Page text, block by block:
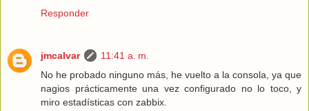
Responder
jmcalvar
11:41 a. m.
No he probado ninguno más, he vuelto a la consola, ya que
nagios prácticamente una vez configurado no lo toco, y
miro estadísticas con zabbix.